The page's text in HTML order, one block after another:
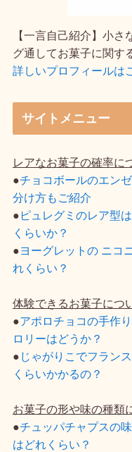
【一言自己紹介】小
グ通してお菓子に関す
詳しいプロフィールは
サイトメニュー
レアなお菓子の確率に
●チョコボールのエン
分け方もご紹介
● ピュレグミのレア型
くらいか？
●ヨーグレットの ニコ
れくらい？
体験できるお菓子につ
●アポロチョコの手作
ロリーはどうか？
● じゃがりこでフラン
くらいかかるの？
お菓子の形や味の種類
●チュッパチャプスの
はどれくらい？